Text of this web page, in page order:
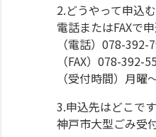
2.どうやって申込
電話またはFAXで
（電話）078-392-
（FAX）078-392-
（受付時間）月
3.申込先はどこで
神戸市大型ごみ受